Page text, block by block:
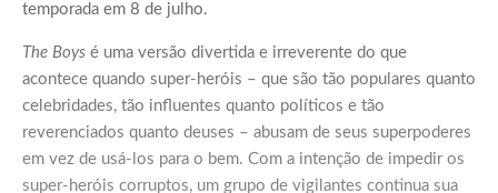
temporada em 8 de julho.
The Boys é uma versão divertida e irreverente do que
acontece quando super-heróis – que são tão populares quanto
celebridades, tão influentes quanto políticos e tão
reverenciados quanto deuses – abusam de seus superpoderes
em vez de usá-los para o bem. Com a intenção de impedir os
super-heróis corruptos, um grupo de vigilantes continua sua